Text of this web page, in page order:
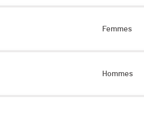
Femmes
Hommes